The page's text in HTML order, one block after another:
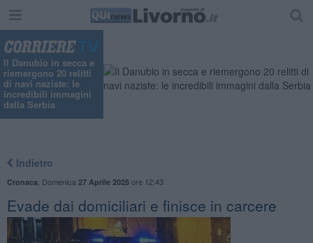
Il Danubio in secca e
riemergono 20 relitti
di navi naziste: le
incredibili immagini
dalla Serbia
Indietro
Cronaca Domenica 27 Aprile 2025ore 12:43
Evade dai domiciliari e finisce in carcere